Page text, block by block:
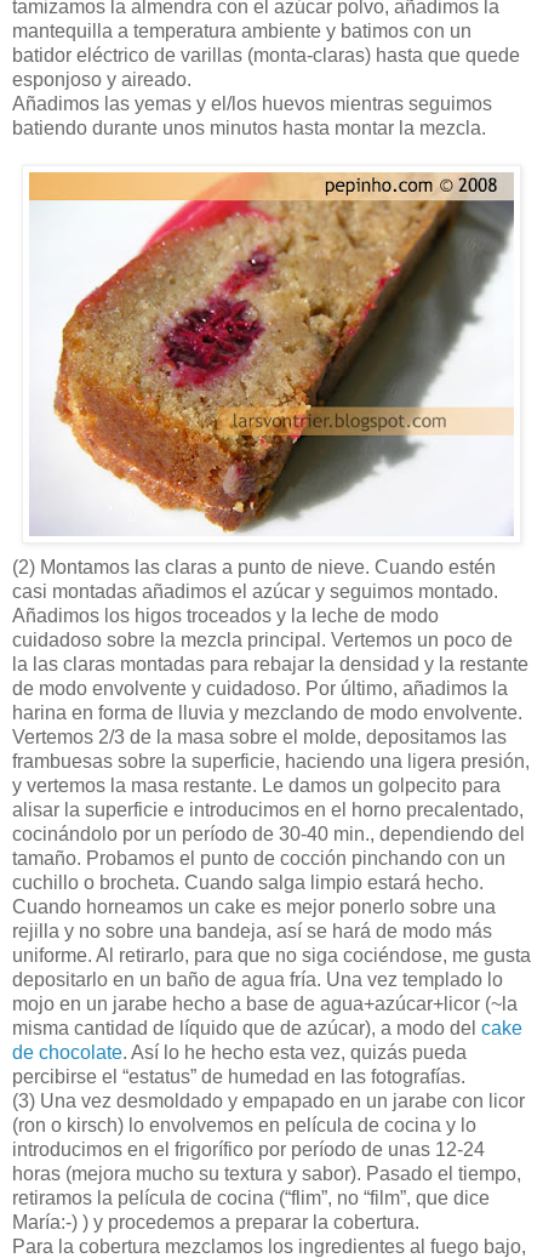
tamizamos la almendra con el azúcar polvo, añadimos la
mantequilla a temperatura ambiente y batimos con un
batidor eléctrico de varillas (monta-claras) hasta que quede
esponjoso y aireado.
Añadimos las yemas y el/los huevos mientras seguimos
batiendo durante unos minutos hasta montar la mezcla.
(2) Montamos las claras a punto de nieve. Cuando estén
casi montadas añadimos el azúcar y seguimos montado.
Añadimos los higos troceados y la leche de modo
cuidadoso sobre la mezcla principal. Vertemos un poco de
la las claras montadas para rebajar la densidad y la restante
de modo envolvente y cuidadoso. Por último, añadimos la
harina en forma de lluvia y mezclando de modo envolvente.
Vertemos 2/3 de la masa sobre el molde, depositamos las
frambuesas sobre la superficie, haciendo una ligera presión,
y vertemos la masa restante. Le damos un golpecito para
alisar la superficie e introducimos en el horno precalentado,
cocinándolo por un período de 30-40 min., dependiendo del
tamaño. Probamos el punto de cocción pinchando con un
cuchillo o brocheta. Cuando salga limpio estará hecho.
Cuando horneamos un cake es mejor ponerlo sobre una
rejilla y no sobre una bandeja, así se hará de modo más
uniforme. Al retirarlo, para que no siga cociéndose, me gusta
depositarlo en un baño de agua fría. Una vez templado lo
mojo en un jarabe hecho a base de agua+azúcar+licor (~la
misma cantidad de líquido que de azúcar), a modo del cake
de chocolate. Así lo he hecho esta vez, quizás pueda
percibirse el “estatus” de humedad en las fotografías.
(3) Una vez desmoldado y empapado en un jarabe con licor
(ron o kirsch) lo envolvemos en película de cocina y lo
introducimos en el frigorífico por período de unas 12-24
horas (mejora mucho su textura y sabor). Pasado el tiempo,
retiramos la película de cocina (“flim”, no “film”, que dice
María:-) ) y procedemos a preparar la cobertura.
Para la cobertura mezclamos los ingredientes al fuego bajo,